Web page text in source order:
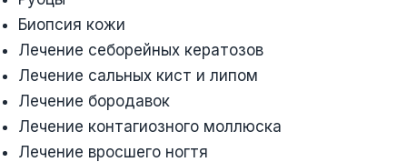
Биопсия кожи
Лечение себорейных кератозов
Лечение сальных кист и липом
Лечение бородавок
Лечение контагиозного моллюска
Лечение вросшего ногтя